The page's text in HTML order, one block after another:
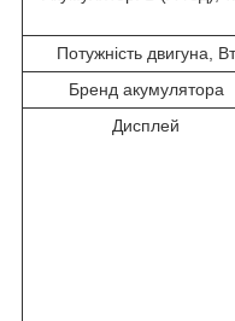
Потужність двигуна, Вт
Бренд акумулятора
Дисплей